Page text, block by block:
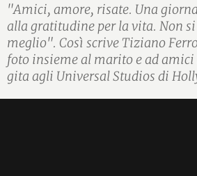
"Amici, amore, risate. Una
alla gratitudine per la vita. Non
meglio". Così scrive Tiziano
foto insieme al marito e ad
gita agli Universal Studios di